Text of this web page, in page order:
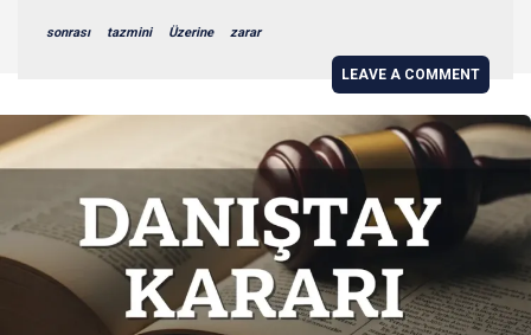
sonrası tazmini Üzerine zarar
LEAVE A COMMENT